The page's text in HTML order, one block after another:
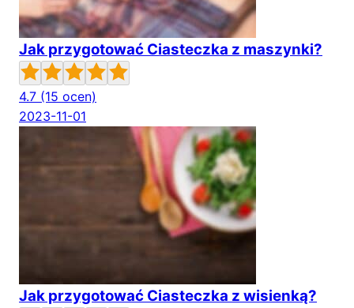
Jak przygotować Ciasteczka z maszynki?
4.7 (15 ocen)
2023-11-01
Jak przygotować Ciasteczka z wisienką?